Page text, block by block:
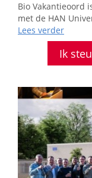
Bio Vakantieoord
met de HAN
Lees verder
Ik